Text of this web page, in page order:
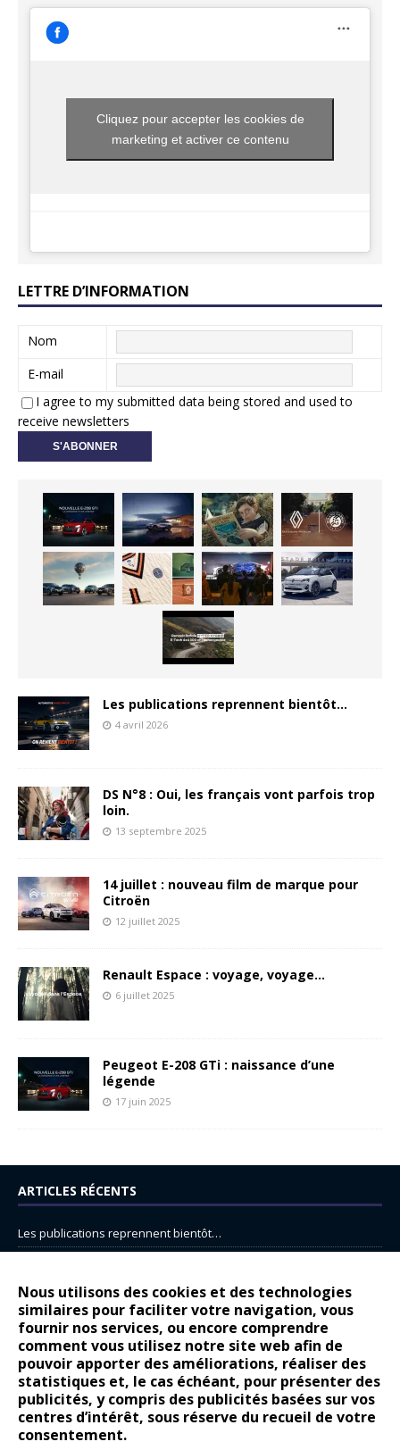
Nous utilisons des cookies et des technologies
similaires pour faciliter votre navigation, vous
fournir nos services, ou encore comprendre
comment vous utilisez notre site web afin de
pouvoir apporter des améliorations, réaliser des
statistiques et, le cas échéant, pour présenter des
publicités, y compris des publicités basées sur vos
centres d’intérêt, sous réserve du recueil de votre
consentement.
Cliquez pour accepter les cookies de
marketing et activer ce contenu
LETTRE D’INFORMATION
Nom
E-mail
I agree to my submitted data being stored and used to
receive newsletters
Les publications reprennent bientôt…
4 avril 2026
DS N°8 : Oui, les français vont parfois trop
loin.
13 septembre 2025
14 juillet : nouveau film de marque pour
Citroën
12 juillet 2025
Renault Espace : voyage, voyage…
6 juillet 2025
Peugeot E-208 GTi : naissance d’une
légende
17 juin 2025
ARTICLES RÉCENTS
Les publications reprennent bientôt…
14 juillet : nouveau film de marque pour Citroën
Renault Espace : voyage, voyage…
Peugeot E-208 GTi : naissance d’une légende
COMMENTAIRES RÉCENTS
Bernard DardartdansDacia Sandero : pour les gens vrais